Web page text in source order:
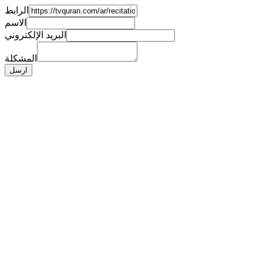
الرابط
الاسم
البريد الإلكتروني
المشكلة
ارسل